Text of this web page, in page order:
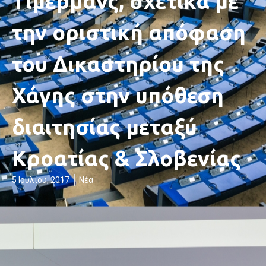
την οριστική απόφαση
του Δικαστηρίου της
Χάγης στην υπόθεση
διαιτησίας μεταξύ
Κροατίας & Σλοβενίας
5 Ιουλίου, 2017 Νέα